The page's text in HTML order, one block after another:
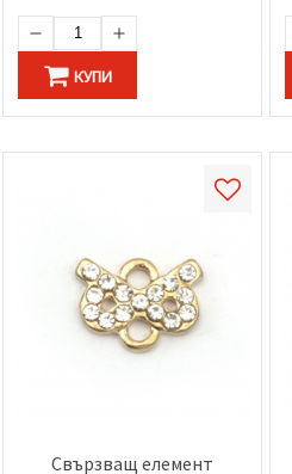
КУПИ
Свързващ елемент